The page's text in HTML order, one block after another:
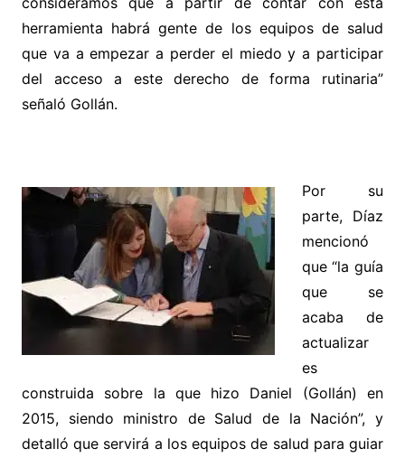
herramienta habrá gente de los equipos de salud
que va a empezar a perder el miedo y a participar
del acceso a este derecho de forma rutinaria”
señaló Gollán.
Por su
parte, Díaz
mencionó
que “la guía
que se
acaba de
actualizar
es
construida sobre la que hizo Daniel (Gollán) en
2015, siendo ministro de Salud de la Nación”, y
detalló que servirá a los equipos de salud para guiar